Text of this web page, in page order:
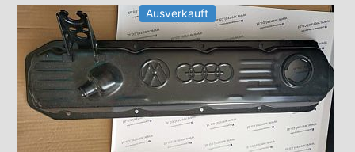
Ausverkauft